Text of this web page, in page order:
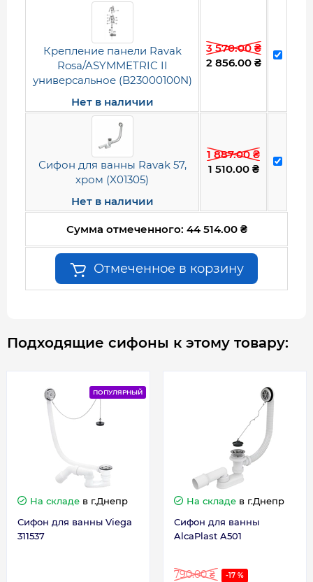
Крепление панели Ravak
Rosa/ASYMMETRIC II
универсальное (B23000100N)
Нет в наличии
3 570.00₴
2 856.00₴
Сифон для ванны Ravak 57,
хром (X01305)
Нет в наличии
1 887.00₴
1 510.00₴
Сумма отмеченного: 44 514.00₴
Отмеченное в корзину
Подходящие сифоны к этому товару:
ПОПУЛЯРНЫЙ
На складе в г.Днепр
Сифон для ванны Viega
311537
На складе в г.Днепр
Сифон для ванны
AlcaPlast A501
790.00 ₴ -17 %